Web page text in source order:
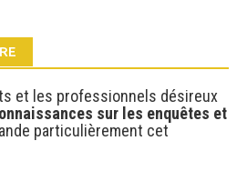
et les professionnels désireux
sur les enquêtes et
particulièrement cet